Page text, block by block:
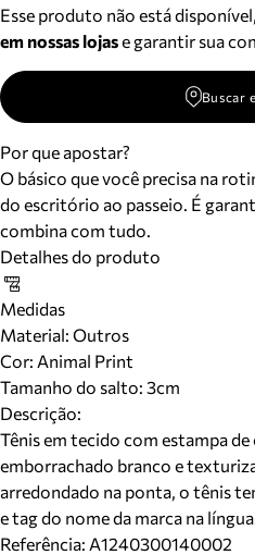
Esse produto não está
em nossas lojase garantir sua
Buscar
Por que apostar?
O básico que você precisa na
do escritório ao passeio. É
combina com tudo.
Detalhes do produto
Medidas
Material: Outros
Cor: Animal Print
Tamanho do salto: 3cm
Descrição:
Tênis em tecido com estampa
emborrachado branco e
arredondado na ponta, o tênis
e tag do nome da marca na
Referência: A1240300140002